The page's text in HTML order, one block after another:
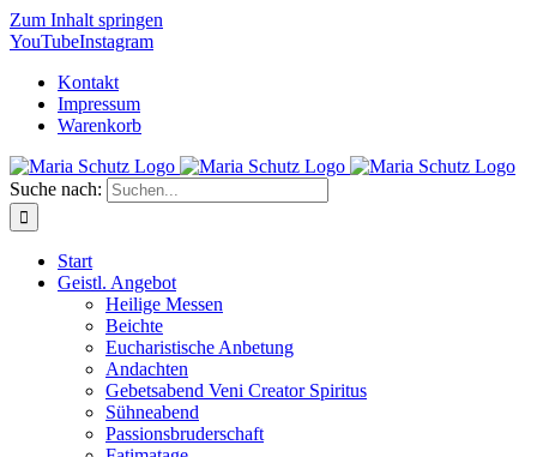
Zum Inhalt springen
YouTubeInstagram
Kontakt
Impressum
Warenkorb
Suche nach:
Start
Geistl. Angebot
Heilige Messen
Beichte
Eucharistische Anbetung
Andachten
Gebetsabend Veni Creator Spiritus
Sühneabend
Passionsbruderschaft